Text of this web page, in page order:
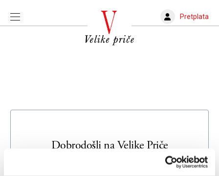
Pretplata
Dobrodošli naVelike Priče
Unesite svoju adresu e-pošte da biste se prijavili ili kreirali